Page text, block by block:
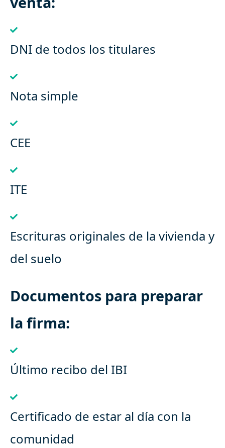
DNI de todos los titulares
Nota simple
CEE
ITE
Escrituras originales de la vivienda y
del suelo
Documentos para preparar
la firma:
Último recibo del IBI
Certificado de estar al día con la
comunidad